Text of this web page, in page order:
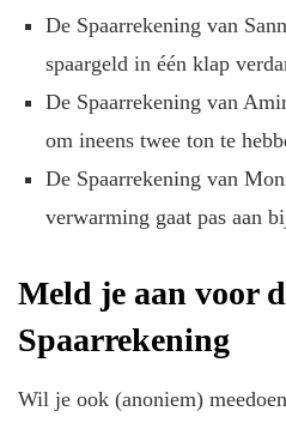
De Spaarrekening van
spaargeld in één klap
De Spaarrekening van
om ineens twee ton te
De Spaarrekening van
verwarming gaat pas aan
Meld je aan voor
Spaarrekening
Wil je ook (anoniem)